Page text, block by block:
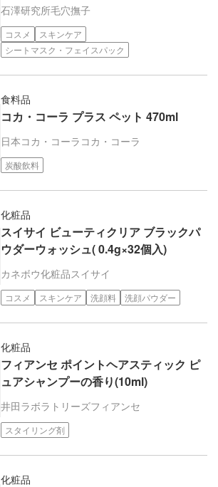
石澤研究所毛穴撫子
コスメ
スキンケア
シートマスク・フェイスパック
食料品
コカ・コーラ プラス ペット 470ml
日本コカ・コーラ コカ・コーラ
炭酸飲料
化粧品
スイサイ ビューティクリア ブラックパ
ウダーウォッシュ( 0.4g×32個入)
カネボウ化粧品スイサイ
コスメ スキンケア 洗顔料 洗顔パウダー
化粧品
フィアンセ ポイントヘアスティック ピ
ュアシャンプーの香り(10ml)
井田ラボラトリーズフィアンセ
スタイリング剤
化粧品